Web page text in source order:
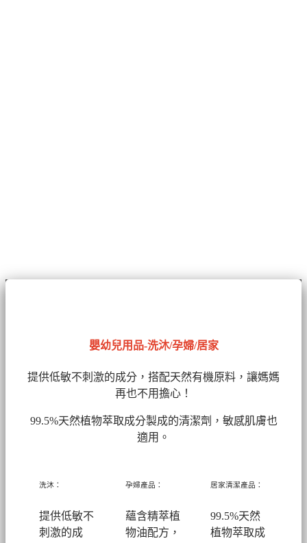
嬰幼兒用品-洗沐/孕婦/居家
提供低敏不刺激的成分，搭配天然有機原料，讓媽媽
再也不用擔心！
99.5%天然植物萃取成分製成的清潔劑 ，敏感肌膚也
適用。
洗沐：
提供低敏不
刺激的成
孕婦產品：
蘊含精萃植
物油配方，
居家清潔產品：
99.5%天然
植物萃取成